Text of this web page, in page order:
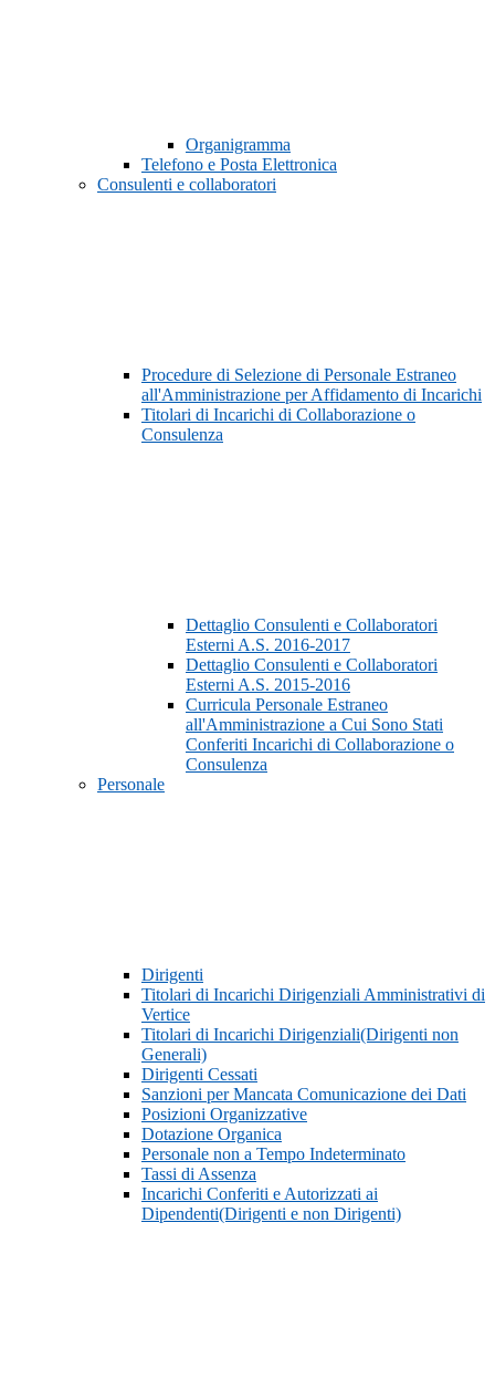
Organigramma
Telefono e Posta Elettronica
Consulenti e collaboratori
Procedure di Selezione di Personale Estraneo
all'Amministrazione per Affidamento di Incarichi
Titolari di Incarichi di Collaborazione o
Consulenza
Dettaglio Consulenti e Collaboratori
Esterni A.S. 2016-2017
Dettaglio Consulenti e Collaboratori
Esterni A.S. 2015-2016
Curricula Personale Estraneo
all'Amministrazione a Cui Sono Stati
Conferiti Incarichi di Collaborazione o
Consulenza
Personale
Dirigenti
Titolari di Incarichi Dirigenziali Amministrativi di
Vertice
Titolari di Incarichi Dirigenziali(Dirigenti non
Generali)
Dirigenti Cessati
Sanzioni per Mancata Comunicazione dei Dati
Posizioni Organizzative
Dotazione Organica
Personale non a Tempo Indeterminato
Tassi di Assenza
Incarichi Conferiti e Autorizzati ai
Dipendenti(Dirigenti e non Dirigenti)